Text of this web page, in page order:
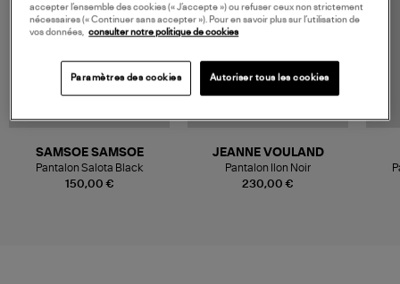
150,00 €
SAMSOE SAMSOE
Pantalon Salota Black
230,00 €
JEANNE VOULAND
Pantalon Ilon Noir
accepter l’ensemble des cookies (« J’accepte ») ou refuser ceux non strictement
nécessaires (« Continuer sans accepter »). Pour en savoir plus sur l’utilisation de
vos données,
consulter notre politique de cookies
Paramètres des cookies Autoriser tous les cookies